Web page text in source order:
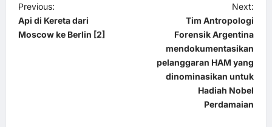
P
o
Previous:
Api di Kereta dari
Moscow ke Berlin [2]
Next:
Tim Antropologi
Forensik Argentina
mendokumentasikan
pelanggaran HAM yang
dinominasikan untuk
Hadiah Nobel
Perdamaian